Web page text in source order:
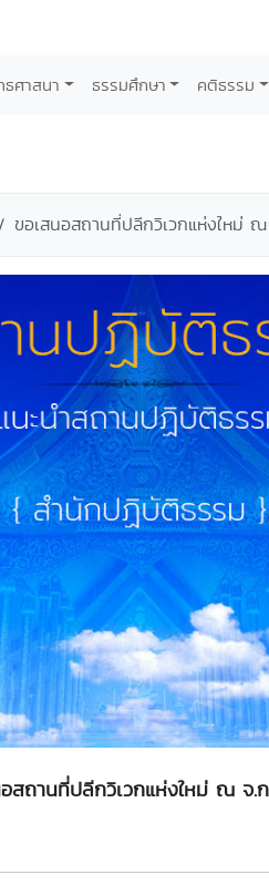
ศาสนา ธรรมศึกษา คติธรรม
ขอเสนอสถานที่ปลีกวิเวกแห่งใหม่
สถานที่ปลีกวิเวกแห่งใหม่ ณ จ.